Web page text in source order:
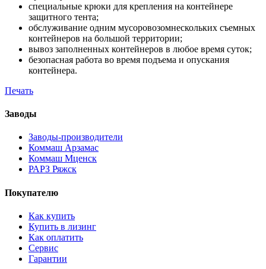
специальные крюки для крепления на контейнере
защитного тента;
обслуживание одним мусоровозомнескольких съемных
контейнеров на большой территории;
вывоз заполненных контейнеров в любое время суток;
безопасная работа во время подъема и опускания
контейнера.
Печать
Заводы
Заводы-производители
Коммаш Арзамас
Коммаш Мценск
РАРЗ Ряжск
Покупателю
Как купить
Купить в лизинг
Как оплатить
Сервис
Гарантии